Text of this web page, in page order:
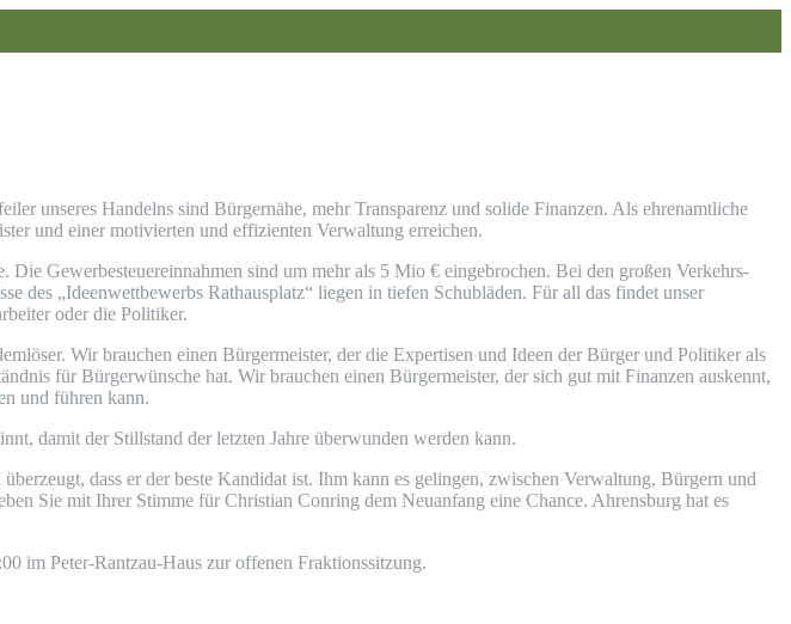
unseres Handelns sind Bürgernähe, mehr Transparenz und solide Finanzen. Als ehrenamtliche
und einer motivierten und effizienten Verwaltung erreichen.
Gewerbesteuereinnahmen sind um mehr als 5 Mio € eingebrochen. Bei den großen Verkehrs-
des „Ideenwettbewerbs Rathausplatz“ liegen in tiefen Schubläden. Für all das findet unser
oder die Politiker.
Wir brauchen einen Bürgermeister, der die Expertisen und Ideen der Bürger und Politiker als
für Bürgerwünsche hat. Wir brauchen einen Bürgermeister, der sich gut mit Finanzen auskennt,
und führen kann.
damit der Stillstand der letzten Jahre überwunden werden kann.
dass er der beste Kandidat ist. Ihm kann es gelingen, zwischen Verwaltung, Bürgern und
Sie mit Ihrer Stimme für Christian Conring dem Neuanfang eine Chance. Ahrensburg hat es
im Peter-Rantzau-Haus zur offenen Fraktionssitzung.